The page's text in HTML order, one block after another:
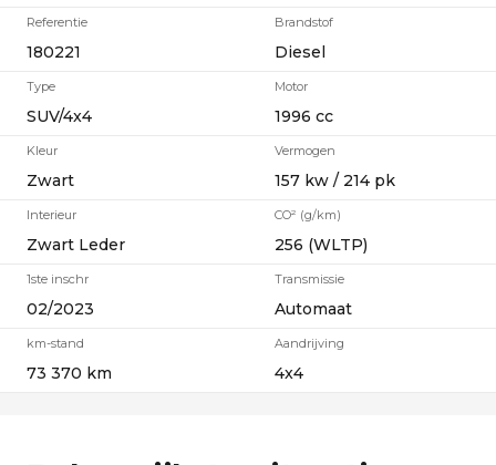
Referentie
180221
Type
SUV/4x4
Kleur
Zwart
Interieur
Zwart Leder
1ste inschr
02/2023
km-stand
73 370 km
Brandstof
Diesel
Motor
1996 cc
Vermogen
157 kw / 214 pk
CO² (g/km)
256 (WLTP)
Transmissie
Automaat
Aandrijving
4x4